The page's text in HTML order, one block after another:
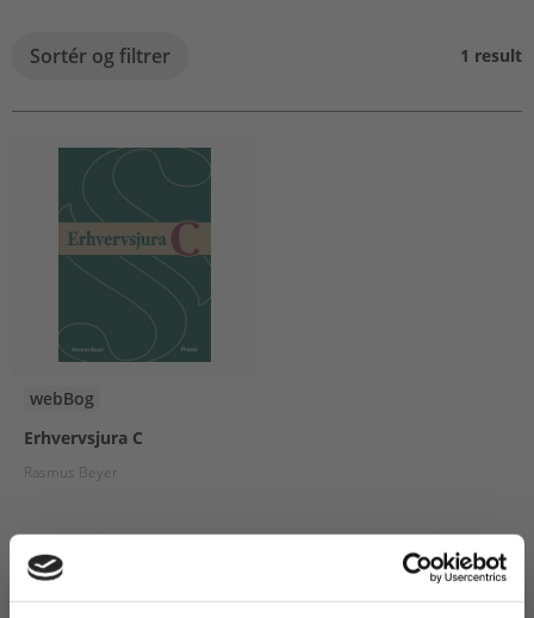
Sortér og filtrer 1 result
webBog
Erhvervsjura C
Rasmus Beyer